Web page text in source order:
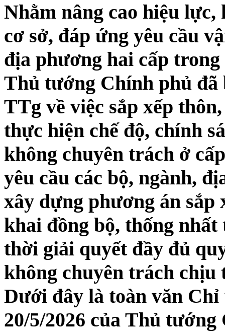
Nhằm nâng cao hiệu
cơ sở, đáp ứng yêu cầu
địa phương hai cấp
Thủ tướng Chính phủ đã
TTg về việc sắp xếp
thực hiện chế độ, chính
không chuyên trách ở
yêu cầu các bộ, ngành,
xây dựng phương án
khai đồng bộ, thống
thời giải quyết đầy đủ
không chuyên trách chịu
Dưới đây là toàn văn
20/5/2026 của Thủ